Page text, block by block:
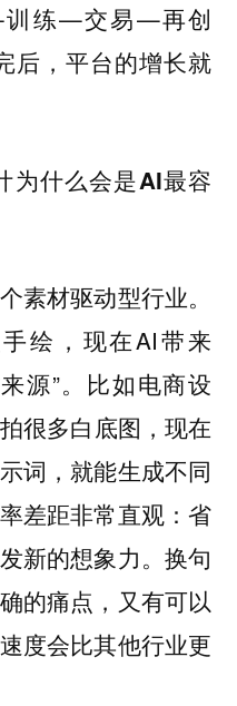
训练—交易—再创
后，平台的增长就
为什么会是AI最容
素材驱动型行业。
绘，现在AI带来
源”。比如电商设
很多白底图，现在
词，就能生成不同
差距非常直观：省
新的想象力。换句
的痛点，又有可以
度会比其他行业更